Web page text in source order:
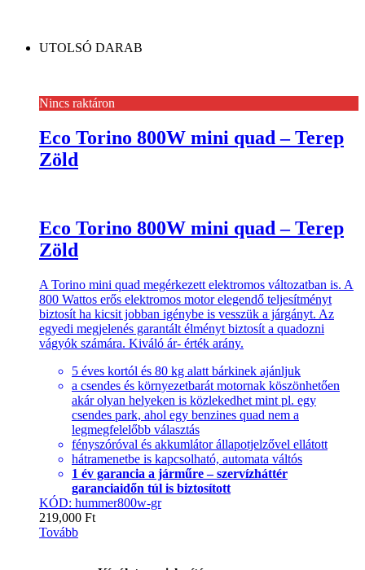
UTOLSÓ DARAB
Nincs raktáron
Eco Torino 800W mini quad – Terep
Zöld
Eco Torino 800W mini quad – Terep
Zöld
A Torino mini quad megérkezett elektromos változatban is. A
800 Wattos erős elektromos motor elegendő teljesítményt
biztosít ha kicsit jobban igénybe is vesszük a járgányt. Az
egyedi megjelenés garantált élményt biztosít a quadozni
vágyók számára. Kiváló ár- érték arány.
5 éves kortól és 80 kg alatt bárkinek ajánljuk
a csendes és környezetbarát motornak köszönhetően
akár olyan helyeken is közlekedhet mint pl. egy
csendes park, ahol egy benzines quad nem a
legmegfelelőbb választás
fényszóróval és akkumlátor állapotjelzővel ellátott
hátramenetbe is kapcsolható, automata váltós
1 év garancia a járműre – szervízháttér
garanciaidőn túl is biztosított
KÓD: hummer800w-gr
219,000 Ft
Tovább